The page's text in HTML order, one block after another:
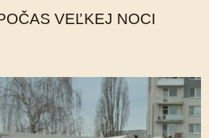
VEĽKEJ NOCI